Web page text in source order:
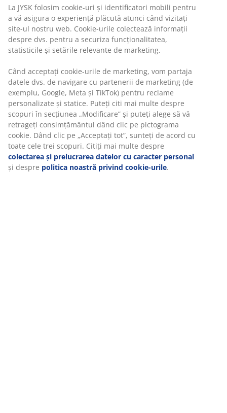
La JYSK folosim cookie-uri și identificatori mobili pentru
a vă asigura o experiență plăcută atunci când vizitați
site-ul nostru web. Cookie-urile colectează informații
despre dvs. pentru a securiza funcționalitatea,
statisticile și setările relevante de marketing.
Când acceptați cookie-urile de marketing, vom partaja
datele dvs. de navigare cu partenerii de marketing (de
exemplu, Google, Meta și TikTok) pentru reclame
personalizate și statice. Puteți citi mai multe despre
scopuri în secțiunea „Modificare” și puteți alege să vă
retrageți consimțământul dând clic pe pictograma
cookie. Dând clic pe „Acceptați tot”, sunteți de acord cu
toate cele trei scopuri. Citiți mai multe despre
colectarea și prelucrarea datelor cu caracter personal
și despre politica noastră privind cookie-urile.